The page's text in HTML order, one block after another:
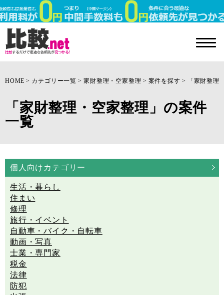
HOME カテゴリー一覧 家財整理・空家整理 案件を探す 「家財整理
「家財整理・空家整理」の案件
一覧
個人向けカテゴリー
生活・暮らし
住まい
修理
旅行・イベント
自動車・バイク・自転車
動画・写真
士業・専門家
税金
法律
防犯